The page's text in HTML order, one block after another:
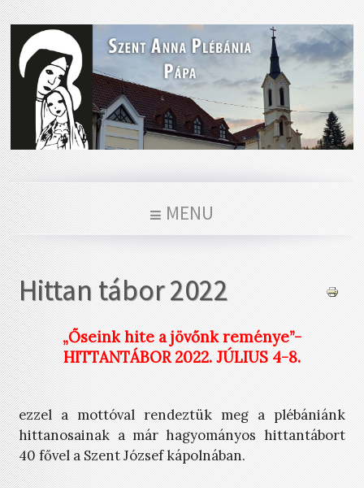
MENU
Hittan tábor 2022
„Őseink hite a jövőnk reménye”-
HITTANTÁBOR 2022. JÚLIUS 4-8.
ezzel a mottóval rendeztük meg a plébániánk
hittanosainak a már hagyományos hittantábort
40 fővel a Szent József kápolnában.